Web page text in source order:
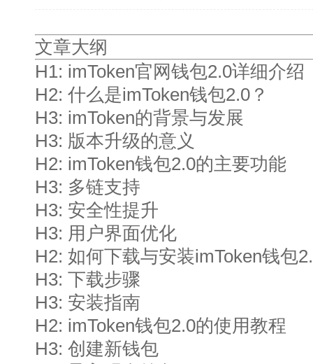
文章大纲
H1: imToken官网钱包2.0详细介绍
H2: 什么是imToken钱包2.0？
H3: imToken的背景与发展
H3: 版本升级的意义
H2: imToken钱包2.0的主要功能
H3: 多链支持
H3: 安全性提升
H3: 用户界面优化
H2: 如何下载与安装imToken钱包
H3: 下载步骤
H3: 安装指南
H2: imToken钱包2.0的使用教程
H3: 创建新钱包